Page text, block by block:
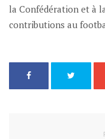
la Confédération et à
contributions au